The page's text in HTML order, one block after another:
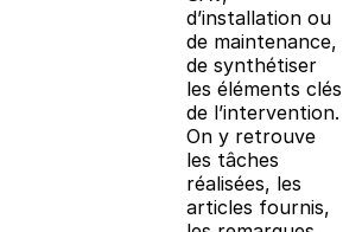
d’installation ou
de maintenance,
de synthétiser
les éléments clés
de l’intervention.
On y retrouve
les tâches
réalisées, les
articles fournis,